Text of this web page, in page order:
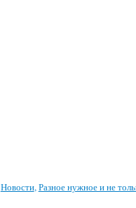
Новости,Разное нужное и не